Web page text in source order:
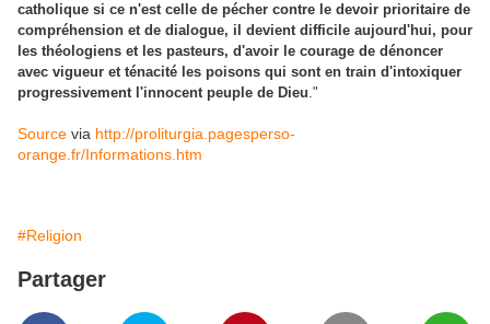
catholique si ce n'est celle de pécher contre le devoir prioritaire de
compréhension et de dialogue, il devient difficile aujourd'hui, pour
les théologiens et les pasteurs, d'avoir le courage de dénoncer
avec vigueur et ténacité les poisons qui sont en train d'intoxiquer
progressivement l'innocent peuple de Dieu."
Source via http://proliturgia.pagesperso-
orange.fr/Informations.htm
#Religion
Partager